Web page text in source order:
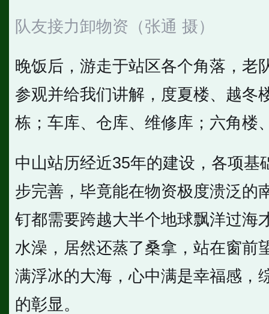
队友接力卸物资（张通 摄）
晚饭后，游走于站区各个角落，老
参观并给我们讲解，度夏楼、越冬
栋；车库、仓库、维修库；六角楼
中山站历经近35年的建设，各项基
步完善，毕竟能在物资极度溃泛的
钉都需要跨越大半个地球飘洋过海
水澡，居然还蒸了桑拿，站在窗前
满浮冰的大海，心中满是幸福感，
的彰显。